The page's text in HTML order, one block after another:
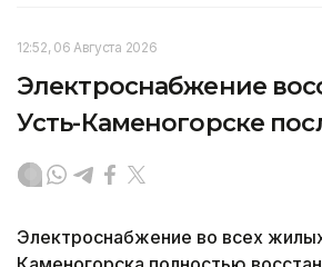
12:52, 06 Августа 2026
Электроснабжение
Усть-Каменогорске
Электроснабжение во всех